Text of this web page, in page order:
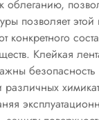
этой
Клейкая